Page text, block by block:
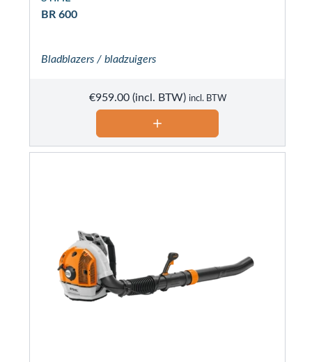
BR 600
Bladblazers / bladzuigers
€959.00 incl. BTW